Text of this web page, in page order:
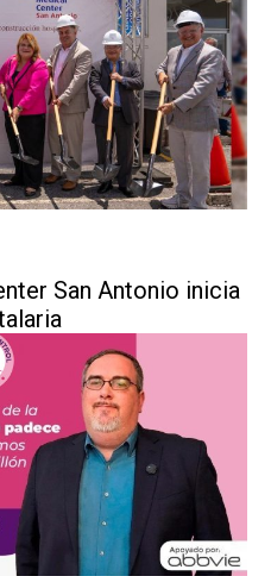
San Antonio inicia